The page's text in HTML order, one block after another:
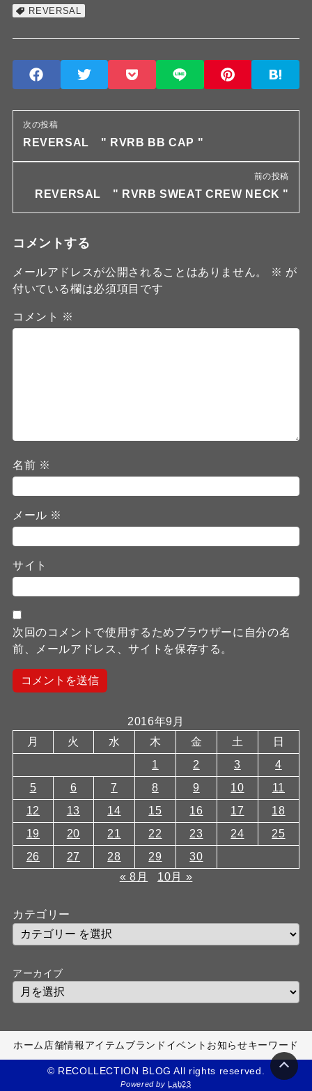
REVERSAL
次の投稿
REVERSAL " RVRB BB CAP "
前の投稿
REVERSAL " RVRB SWEAT CREW NECK "
コメントする
メールアドレスが公開されることはありません。 ※ が
付いている欄は必須項目です
コメント ※
名前 ※
メール ※
サイト
次回のコメントで使用するためブラウザーに自分の名
前、メールアドレス、サイトを保存する。
2016年9月
月
火 水 木 金 土
日
1
2 3
4
5
6 7 8 9 10
11
12
13 14 15 16 17
18
19
20 21 22 23 24
25
26
27 28 29
30
« 8月
10月 »
カテゴリー
アーカイブ
ホーム 店舗情報アイテムブランド イベント お知らせキーワード
© RECOLLECTION BLOG All rights reserved.
Powered byLab23